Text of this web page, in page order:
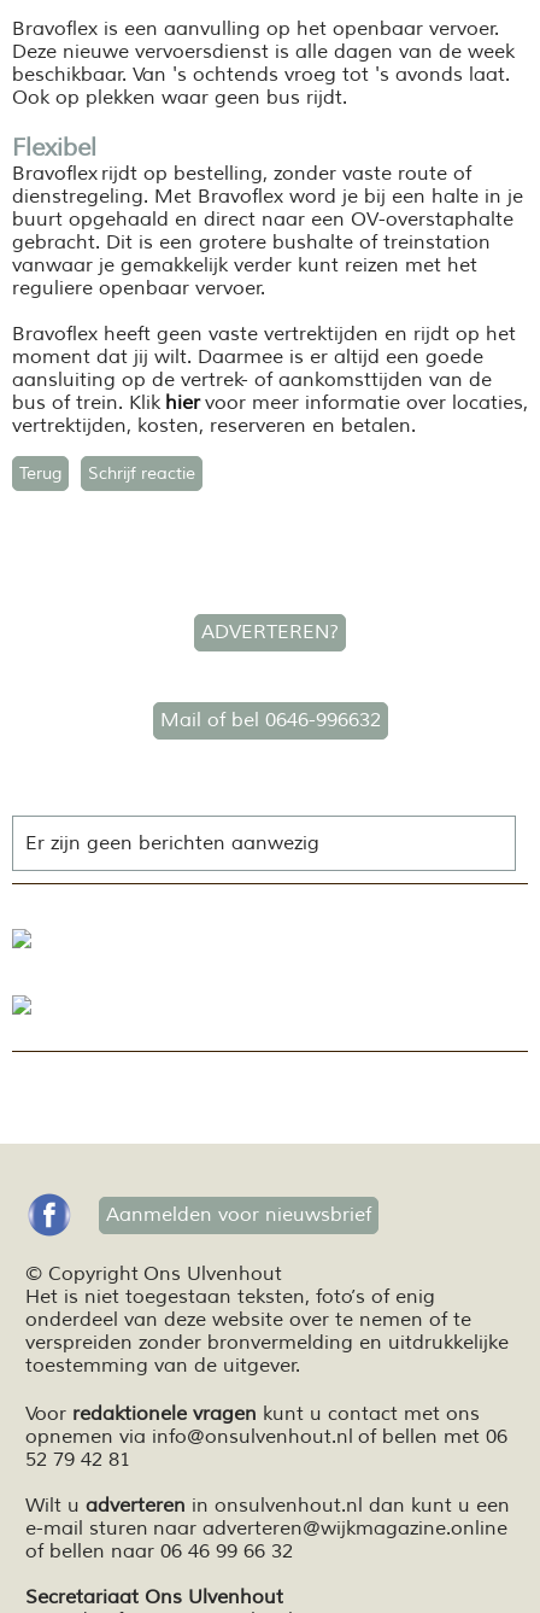
Bravoflex is een aanvulling op het openbaar vervoer.
Deze nieuwe vervoersdienst is alle dagen van de week
beschikbaar. Van 's ochtends vroeg tot 's avonds laat.
Ook op plekken waar geen bus rijdt.
Flexibel
Bravoflex rijdt op bestelling, zonder vaste route of
dienstregeling. Met Bravoflex word je bij een halte in je
buurt opgehaald en direct naar een OV-overstaphalte
gebracht. Dit is een grotere bushalte of treinstation
vanwaar je gemakkelijk verder kunt reizen met het
reguliere openbaar vervoer.
Bravoflex heeft geen vaste vertrektijden en rijdt op het
moment dat jij wilt. Daarmee is er altijd een goede
aansluiting op de vertrek- of aankomsttijden van de
bus of trein. Klik hier voor meer informatie over locaties,
vertrektijden, kosten, reserveren en betalen.
Terug Schrijf reactie
ADVERTEREN?
Mail of bel 0646-996632
Er zijn geen berichten aanwezig
Aanmelden voor nieuwsbrief
© Copyright Ons Ulvenhout
Het is niet toegestaan teksten, foto’s of enig
onderdeel van deze website over te nemen of te
verspreiden zonder bronvermelding en uitdrukkelijke
toestemming van de uitgever.
Voor redaktionele vragen kunt u contact met ons
opnemen via info@onsulvenhout.nl of bellen met 06
52 79 42 81
Wilt u adverteren in onsulvenhout.nl dan kunt u een
e-mail sturen naar adverteren@wijkmagazine.online
of bellen naar 06 46 99 66 32
Secretariaat Ons Ulvenhout